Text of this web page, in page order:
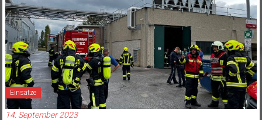
Einsätze
14. September 2023